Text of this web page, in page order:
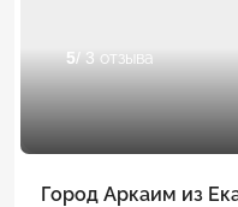
5/ 3 отзыва
Город Аркаим из